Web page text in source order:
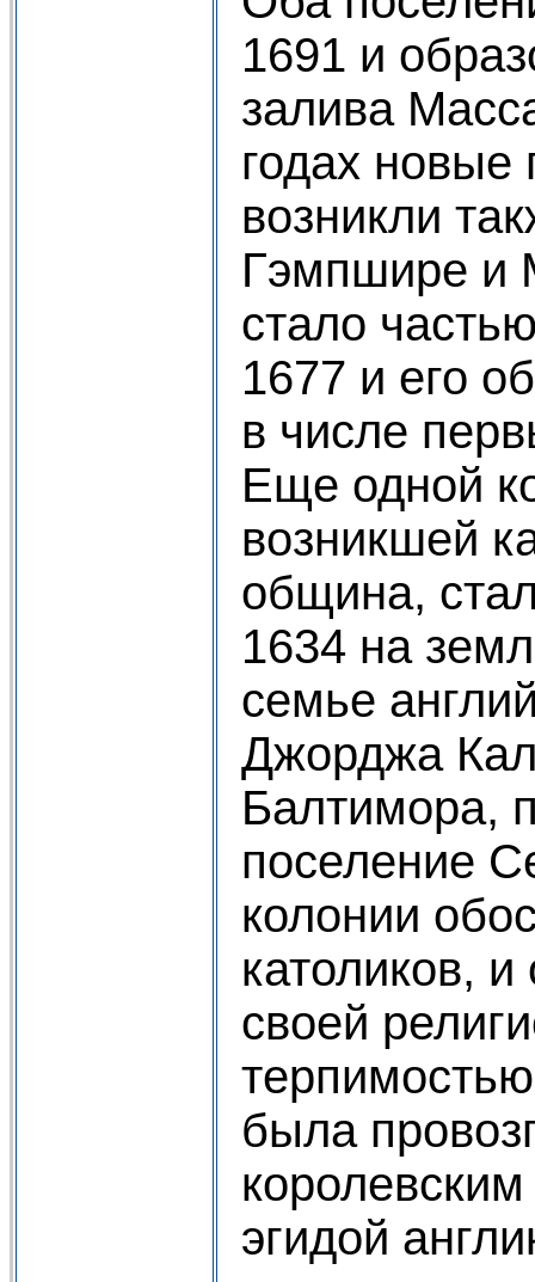
1691 и
залива
годах новые
возникли
Гэмпшире и
стало
1677 и его
в числе
Еще одной
возникшей
община,
1634 на
семье
Джорджа
Балтимора,
поселение
колонии
католиков,
своей
была
эгидой